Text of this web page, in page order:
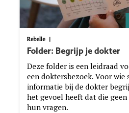
Rebelle |
Folder: Begrijp je dokter
Deze folder is een leidraad
een doktersbezoek. Voor wie
informatie bij de dokter
het gevoel heeft dat die
hun vragen.